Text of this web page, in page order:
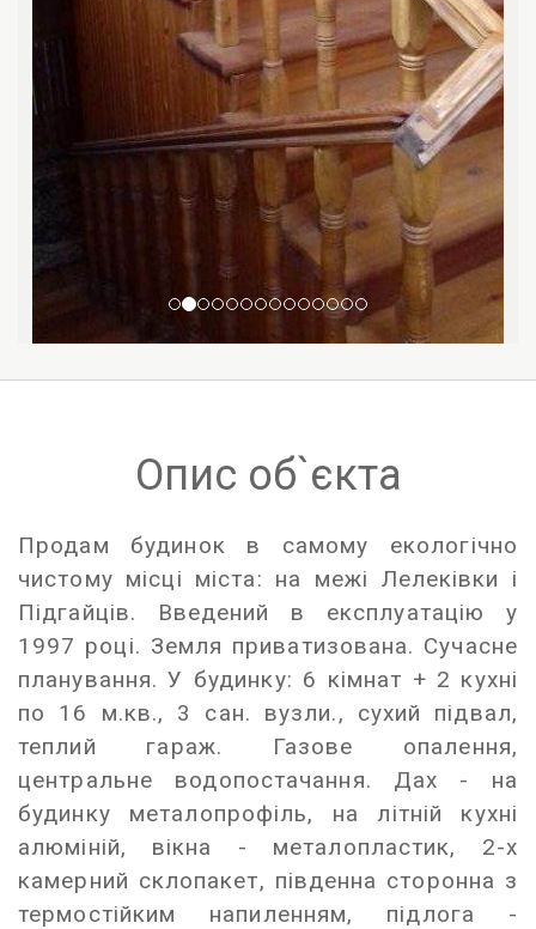
Опис об`єкта
Продам будинок в самому екологічно
чистому місці міста: на межі Лелеківки і
Підгайців. Введений в експлуатацію у
1997 році. Земля приватизована. Сучасне
планування. У будинку: 6 кімнат + 2 кухні
по 16 м.кв., 3 сан. вузли., сухий підвал,
теплий гараж. Газове опалення,
центральне водопостачання. Дах - на
будинку металопрофіль, на літній кухні
алюміній, вікна - металопластик, 2-х
камерний склопакет, південна сторонна з
термостійким напиленням, підлога -